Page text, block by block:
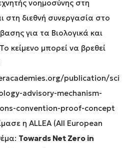
νοημοσύνης στη
στη διεθνή συνεργασία στο
για τα Βιολογικά και
κείμενο μπορεί να βρεθεί
publication/sci
advisory-mechanism-
convention-proof-concept
η ALLEA (All European
Towards Net Zero in